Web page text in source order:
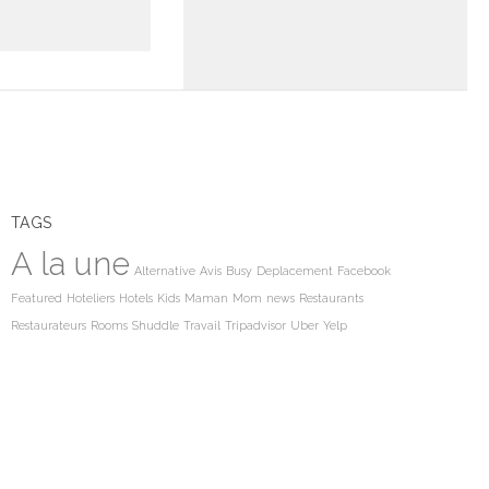
TAGS
A la une Alternative Avis Busy Deplacement Facebook
Featured Hoteliers Hotels Kids Maman Mom news Restaurants
Restaurateurs Rooms Shuddle Travail Tripadvisor Uber Yelp